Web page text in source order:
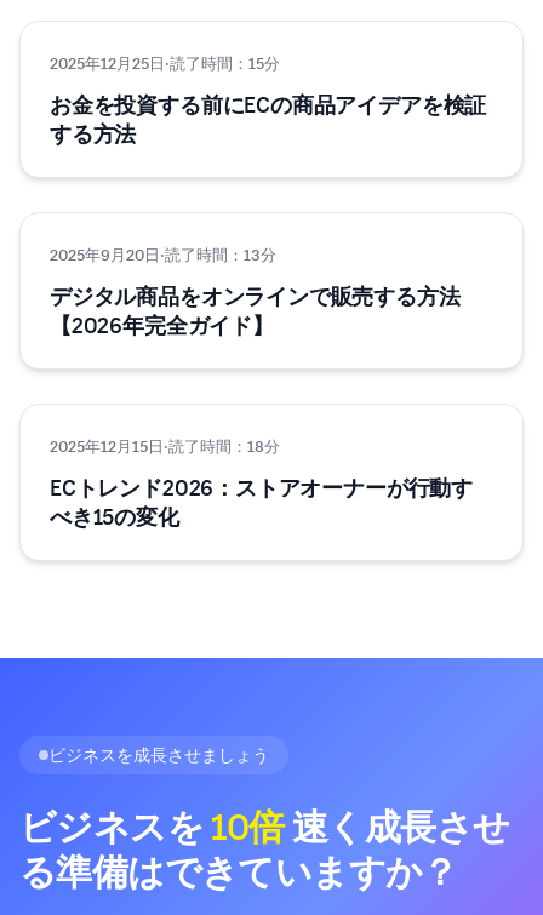
EC
2025年12月25日·読了時間：15分
お金を投資する前にECの商品アイデアを検証
する方法
Eコマース
2025年9月20日·読了時間：13分
デジタル商品をオンラインで販売する方法
【2026年完全ガイド】
EC
2025年12月15日·読了時間：18分
ECトレンド2026：ストアオーナーが行動す
べき15の変化
ビジネスを成長させましょう
ビジネスを 10倍速く成長させ
る準備はできていますか？